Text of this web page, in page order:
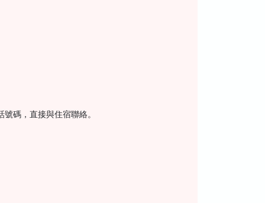
碼，直接與住宿聯絡。